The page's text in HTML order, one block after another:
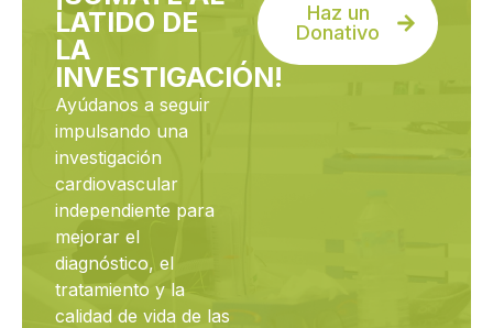
LATIDO DE
LA
INVESTIGACIÓN!
Ayúdanos a seguir
impulsando una
investigación
cardiovascular
independiente para
mejorar el
diagnóstico, el
tratamiento y la
calidad de vida de las
Haz un
Donativo